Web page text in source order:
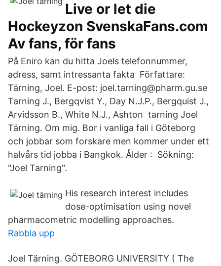
Live or let die
Hockeyzon SvenskaFans.com
Av fans, för fans
På Eniro kan du hitta Joels telefonnummer,
adress, samt intressanta fakta Författare:
Tärning, Joel. E-post: joel.tarning@pharm.gu.se
Tarning J., Bergqvist Y., Day N.J.P., Bergquist J.,
Arvidsson B., White N.J., Ashton tarning Joel
Tärning. Om mig. Bor i vanliga fall i Göteborg
och jobbar som forskare men kommer under ett
halvårs tid jobba i Bangkok. Ålder : Sökning:
"Joel Tarning".
His research interest includes
dose-optimisation using novel
pharmacometric modelling approaches.
Rabbla upp
Joel Tärning. GÖTEBORG UNIVERSITY ( The